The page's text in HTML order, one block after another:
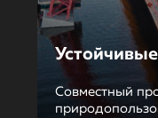
Совместный